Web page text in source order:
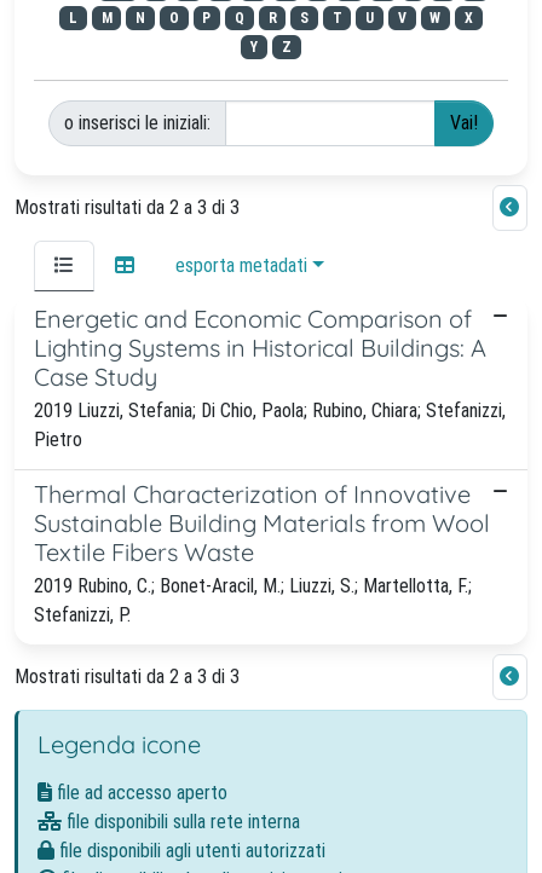
L
M N O P Q R S T U V W
X
Y
Z
o inserisci le iniziali:
Mostrati risultati da 2 a 3 di 3
esporta metadati
Energetic and Economic Comparison of
Lighting Systems in Historical Buildings: A
Case Study
2019 Liuzzi, Stefania; Di Chio, Paola; Rubino, Chiara; Stefanizzi,
Pietro
Thermal Characterization of Innovative
Sustainable Building Materials from Wool
Textile Fibers Waste
2019 Rubino, C.; Bonet-Aracil, M.; Liuzzi, S.; Martellotta, F.;
Stefanizzi, P.
Mostrati risultati da 2 a 3 di 3
Legenda icone
file ad accesso aperto
file disponibili sulla rete interna
file disponibili agli utenti autorizzati